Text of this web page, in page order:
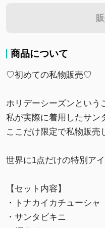
商品について
♡初めての私物販売♡
ホリデーシーズンという
私が実際に着用したサン
ここだけ限定で私物販
世界に1点だけの特別ア
【セット内容】
・トナカイカチューシャ
・サンタビキニ